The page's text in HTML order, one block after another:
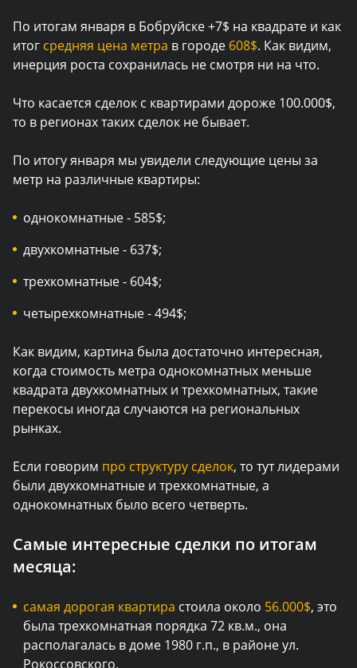
По итогам января в Бобруйске +7$ на квадрате и как
итог средняя цена метра в городе 608$. Как видим,
инерция роста сохранилась не смотря ни на что.
Что касается сделок с квартирами дороже 100.000$,
то в регионах таких сделок не бывает.
По итогу января мы увидели следующие цены за
метр на различные квартиры:
однокомнатные - 585$;
двухкомнатные - 637$;
трехкомнатные - 604$;
четырехкомнатные - 494$;
Как видим, картина была достаточно интересная,
когда стоимость метра однокомнатных меньше
квадрата двухкомнатных и трехкомнатных, такие
перекосы иногда случаются на региональных
рынках.
Если говорим про структуру сделок, то тут лидерами
были двухкомнатные и трехкомнатные, а
однокомнатных было всего четверть.
Самые интересные сделки по итогам
месяца:
самая дорогая квартира стоила около 56.000$, это
была трехкомнатная порядка 72 кв.м., она
располагалась в доме 1980 г.п., в районе ул.
Рокоссовского.